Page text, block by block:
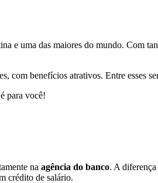
uma das maiores do mundo. Com
com benefícios atrativos. Entre esses
para você!
na agência do banco. A
crédito de salário.